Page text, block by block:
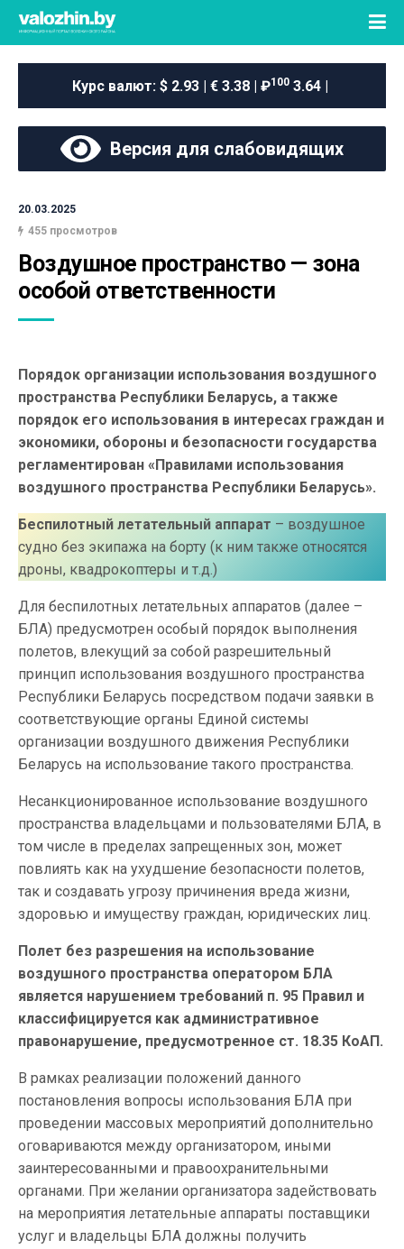
Курс валют: $ 2.93 | € 3.38 | ₽100 3.64 |
Версия для слабовидящих
20.03.2025
455 просмотров
Воздушное пространство — зона
особой ответственности
Порядок организации использования воздушного
пространства Республики Беларусь, а также
порядок его использования в интересах граждан и
экономики, обороны и безопасности государства
регламентирован «Правилами использования
воздушного пространства Республики Беларусь».
Беспилотный летательный аппарат – воздушное
судно без экипажа на борту (к ним также относятся
дроны, квадрокоптеры и т.д.)
Для беспилотных летательных аппаратов (далее –
БЛА) предусмотрен особый порядок выполнения
полетов, влекущий за собой разрешительный
принцип использования воздушного пространства
Республики Беларусь посредством подачи заявки в
соответствующие органы Единой системы
организации воздушного движения Республики
Беларусь на использование такого пространства.
Несанкционированное использование воздушного
пространства владельцами и пользователями БЛА, в
том числе в пределах запрещенных зон, может
повлиять как на ухудшение безопасности полетов,
так и создавать угрозу причинения вреда жизни,
здоровью и имуществу граждан, юридических лиц.
Полет без разрешения на использование
воздушного пространства оператором БЛА
является нарушением требований п. 95 Правил и
классифицируется как административное
правонарушение, предусмотренное ст. 18.35 КоАП.
В рамках реализации положений данного
постановления вопросы использования БЛА при
проведении массовых мероприятий дополнительно
оговариваются между организатором, иными
заинтересованными и правоохранительными
органами. При желании организатора задействовать
на мероприятия летательные аппараты поставщики
услуг и владельцы БЛА должны получить